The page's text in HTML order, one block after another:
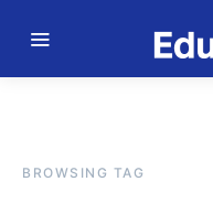
BROWSING TAG